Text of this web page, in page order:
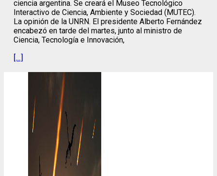
ciencia argentina. Se creará el Museo Tecnológico
Interactivo de Ciencia, Ambiente y Sociedad (MUTEC).
La opinión de la UNRN. El presidente Alberto Fernández
encabezó en tarde del martes, junto al ministro de
Ciencia, Tecnología e Innovación,
[…]